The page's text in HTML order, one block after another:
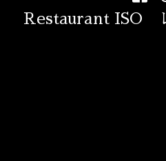
Restaurant ISO